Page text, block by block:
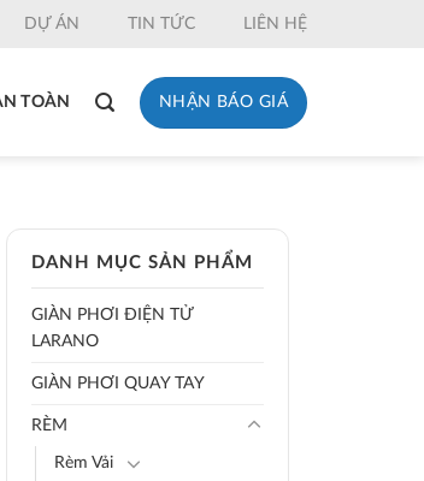
DỰ ÁN TIN TỨC LIÊN HỆ
TOÀN NHẬN BÁO GIÁ
DANH MỤC SẢN PHẨM
GIÀN PHƠI ĐIỆN TỬ
LARANO
GIÀN PHƠI QUAY TAY
RÈM
Rèm Vải